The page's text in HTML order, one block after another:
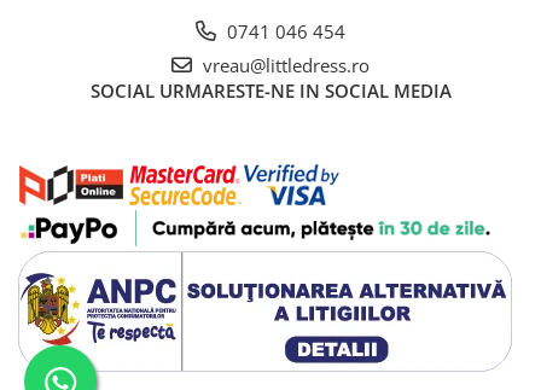
0741 046 454
vreau@littledress.ro
SOCIAL URMARESTE-NE IN SOCIAL MEDIA